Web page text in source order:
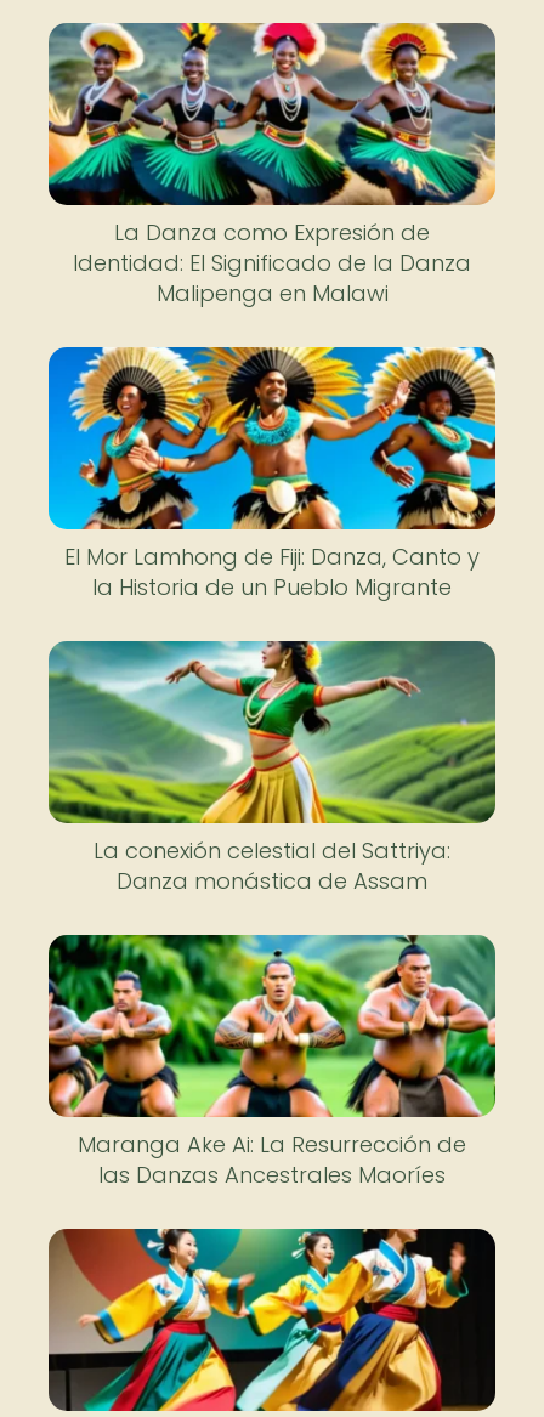
La Danza como Expresión de
Identidad: El Significado de la Danza
Malipenga en Malawi
El Mor Lamhong de Fiji: Danza, Canto y
la Historia de un Pueblo Migrante
La conexión celestial del Sattriya:
Danza monástica de Assam
Maranga Ake Ai: La Resurrección de
las Danzas Ancestrales Maoríes